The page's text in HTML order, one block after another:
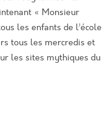
« Monsieur
les enfants de l’école
tous les mercredis et
les sites mythiques du